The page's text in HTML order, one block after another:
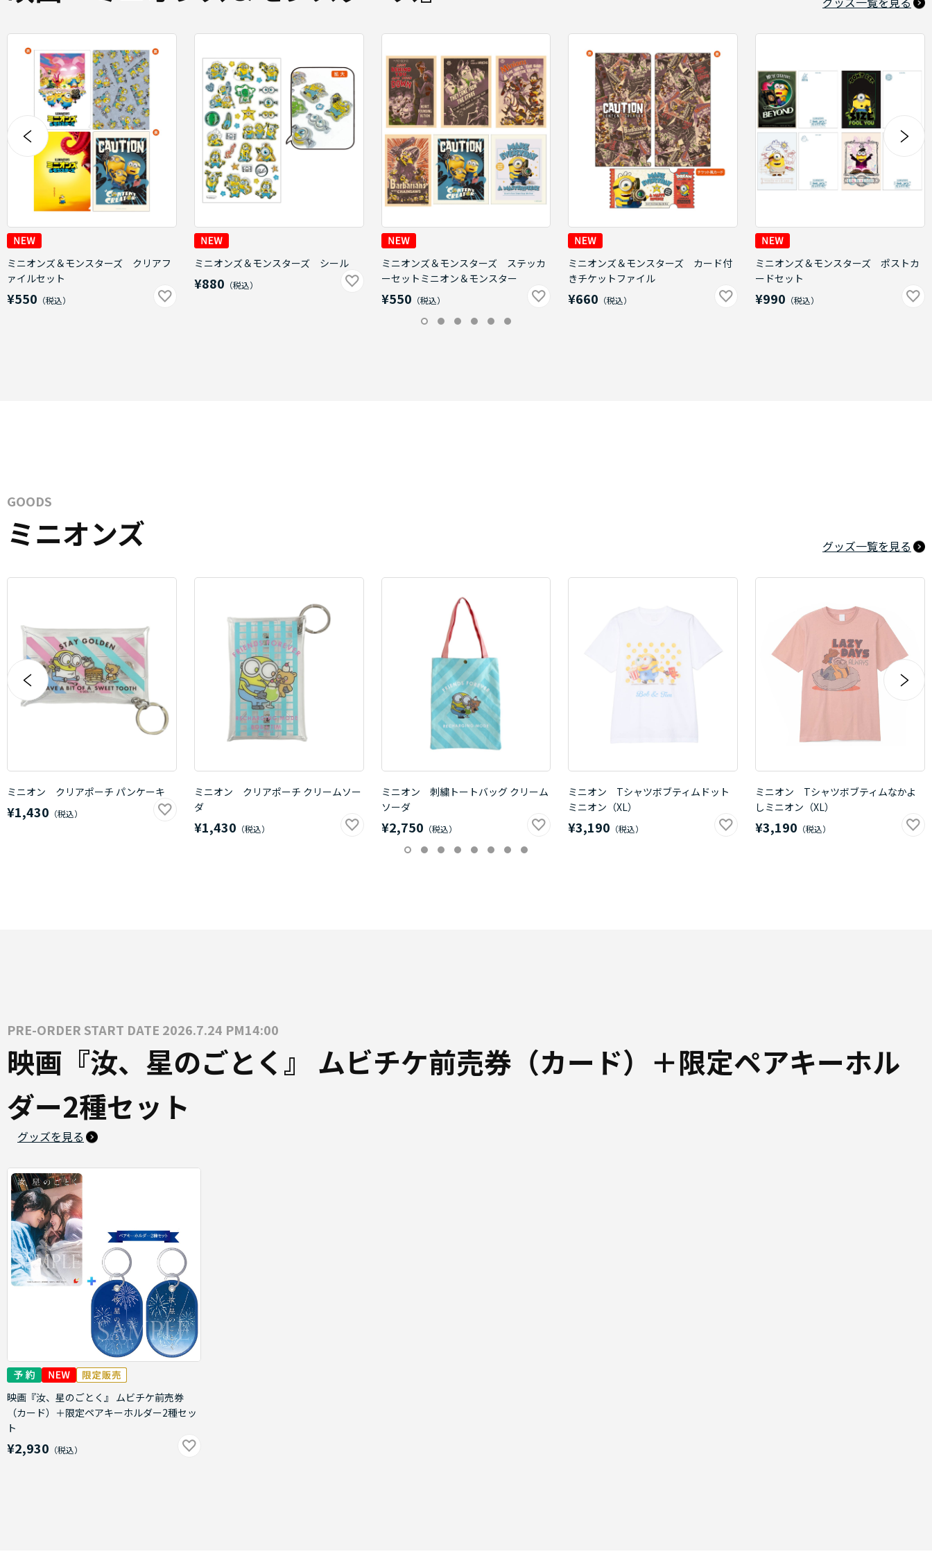
ミニオンズ＆モンスターズ クリアフ
ァイルセット
¥550
ミニオンズ＆モンスターズ シール
¥880
ミニオンズ＆モンスターズ ステッカ
ーセットミニオン＆モンスター
¥550
ミニオンズ＆モンスターズ カード付
きチケットファイル
¥660
ミニオンズ＆モンスターズ ポストカ
ードセット
¥990
GOODS
ミニオンズ グッズ一覧を見る
ミニオン クリアポーチ パンケーキ
¥1,430
ミニオン クリアポーチ クリームソー
ダ
¥1,430
ミニオン 刺繍トートバッグ クリーム
ソーダ
¥2,750
ミニオン Tシャツボブティムドット
ミニオン（XL）
¥3,190
ミニオン Tシャツボブティムなかよ
しミニオン（XL）
¥3,190
PRE-ORDER START DATE 2026.7.24 PM14:00
映画『汝、星のごとく』 ムビチケ前売券（カード）＋限定ペアキーホル
ダー2種セット
グッズを見る
映画『汝、星のごとく』 ムビチケ前売券
（カード）＋限定ペアキーホルダー2種セッ
ト
¥2,930